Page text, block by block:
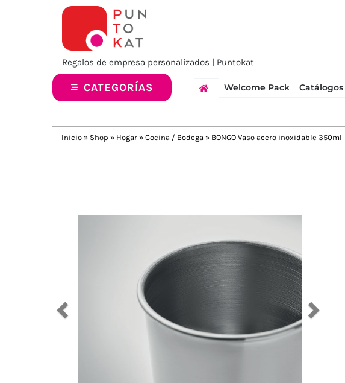
Regalos de empresa personalizados | Puntokat
CATEGORÍAS Welcome Pack Catálogos
Inicio » Shop » Hogar » Cocina / Bodega » BONGO Vaso acero inoxidable 350ml